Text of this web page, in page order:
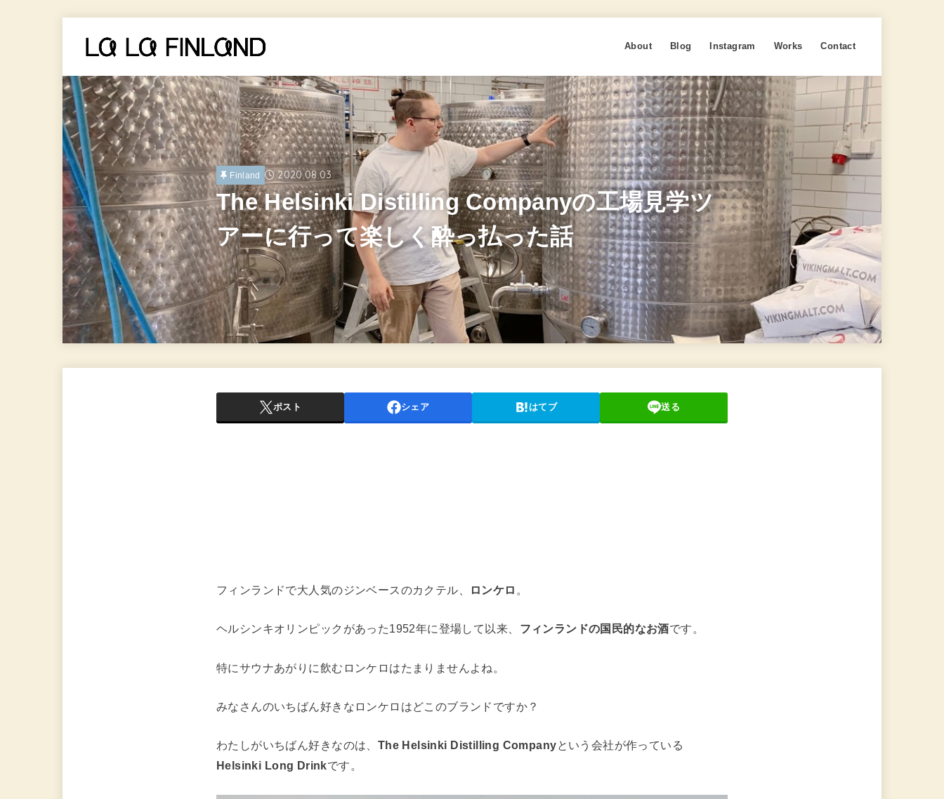
About Blog Instagram Works Contact
Finland 2020.08.03
The Helsinki Distilling Companyの工場見学ツ
アーに行って楽しく酔っ払った話
ポスト シェア はてブ 送る
フィンランドで大人気のジンベースのカクテル、 ロンケロ 。
ヘルシンキオリンピックがあった1952年に登場して以来、 フィンランドの国民的なお酒です。
特にサウナあがりに飲むロンケロはたまりませんよね。
みなさんのいちばん好きなロンケロはどこのブランドですか？
わたしがいちばん好きなのは、 The Helsinki Distilling Companyという会社が作っている
Helsinki Long Drinkです。